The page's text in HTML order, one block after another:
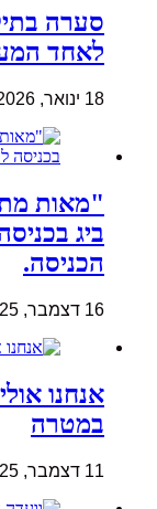
סערה
לאחד
18 ינואר, 2026
"מאות
ביג
הכניסה.
16 דצמבר, 2025
אנחנו
במטרה
11 דצמבר, 2025